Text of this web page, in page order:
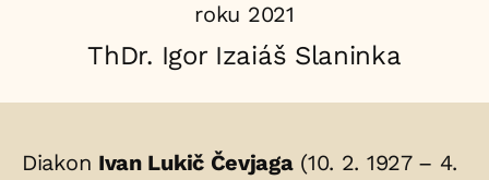
roku 2021
ThDr. Igor Izaiáš Slaninka
Životopis
Diakon Ivan Lukič Čevjaga(10. 2. 1927 – 4.